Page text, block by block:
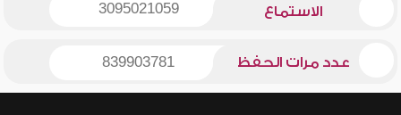
الاستماع 3095021059
عدد مرات الحفظ 839903781